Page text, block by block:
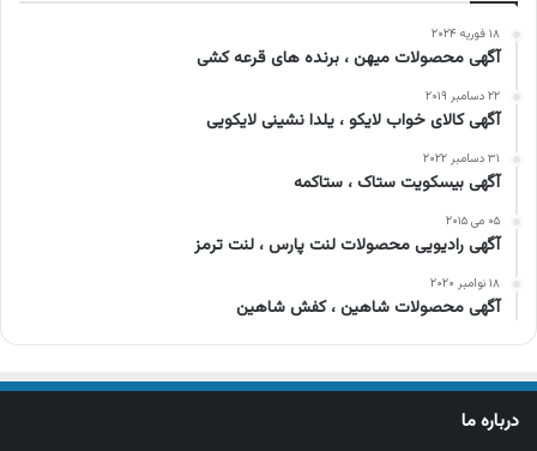
۱۸ فوریه ۲۰۲۴
آگهی محصولات میهن ، برنده های قرعه کشی
۲۲ دسامبر ۲۰۱۹
آگهی کالای خواب لایکو ، یلدا نشینی لایکویی
۳۱ دسامبر ۲۰۲۲
آگهی بیسکویت ستاک ، ستاکمه
۰۵ می ۲۰۱۵
آگهی رادیویی محصولات لنت پارس ، لنت ترمز
۱۸ نوامبر ۲۰۲۰
آگهی محصولات شاهین ، کفش شاهین
درباره ما